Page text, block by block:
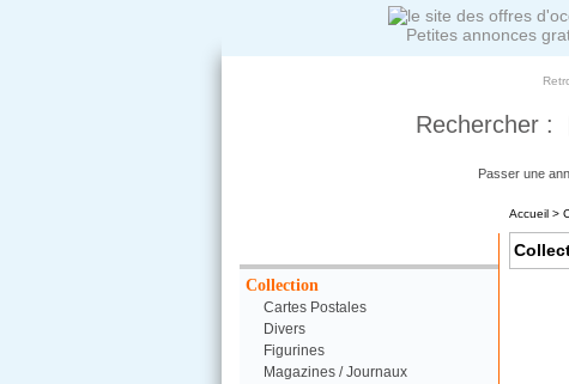
Petites annonces
Rechercher :
Passer une
Collection
Cartes Postales
Divers
Figurines
Magazines / Journaux
Accueil>